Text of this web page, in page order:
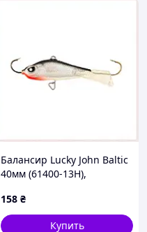
Балансир Lucky John Baltic
40мм (61400-13H),
158 ₴
Купить